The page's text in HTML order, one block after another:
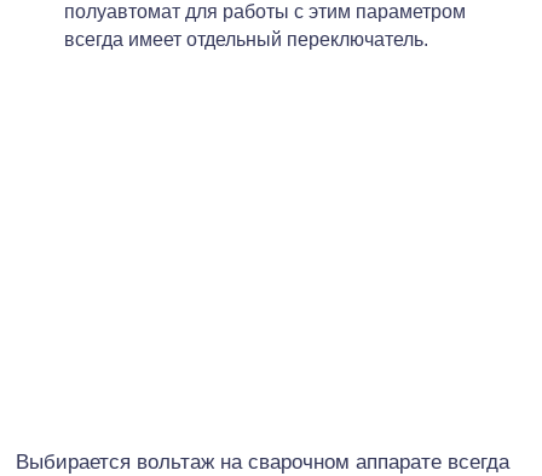
полуавтомат для работы с этим параметром
всегда имеет отдельный переключатель.
Выбирается вольтаж на сварочном аппарате всегда